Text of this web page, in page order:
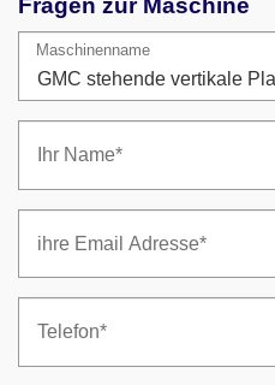
Fragen zur Maschine
Maschinenname